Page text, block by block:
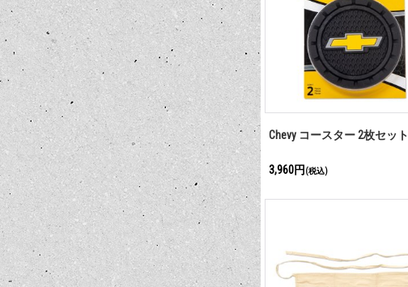
Chevy コースター 2枚セット
3,960円 (税込)